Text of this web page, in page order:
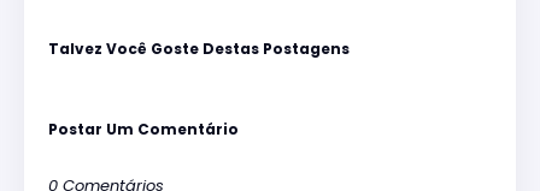
Talvez Você Goste Destas Postagens
Postar Um Comentário
0 Comentários